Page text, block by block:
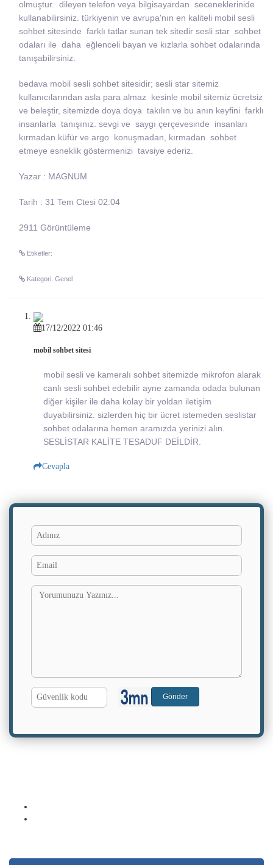
olmuştur. dileyen telefon veya bilgisayardan seceneklerinide
kullanabilirsiniz. türkiyenin ve avrupa'nın en kaliteli mobil sesli
sohbet sitesinde farklı tatlar sunan tek sitedir sesli star sohbet
odaları ile daha eğlenceli bayan ve kızlarla sohbet odalarında
tanışabilirsiniz.
bedava mobil sesli sohbet sitesidir; sesli star sitemiz
kullanıcılarından asla para almaz kesinle mobil sitemiz ücretsiz
ve beleştir, sitemizde doya doya takılın ve bu anın keyfini farklı
insanlarla tanışınız. sevgi ve saygı çerçevesinde insanları
kırmadan küfür ve argo konuşmadan, kırmadan sohbet
etmeye esneklik göstermenizi tavsiye ederiz.
Yazar : MAGNUM
Tarih : 31 Tem Ctesi 02:04
2911 Görüntüleme
Etiketler:
Kategori: Genel
17/12/2022 01:46
mobil sohbet sitesi
mobil sesli ve kameralı sohbet sitemizde mikrofon alarak
canlı sesli sohbet edebilir ayne zamanda odada bulunan
diğer kişiler ile daha kolay bir yoldan iletişim
duyabilirsiniz. sizlerden hiç bir ücret istemeden seslistar
sohbet odalarına hemen aramızda yerinizi alın.
SESLİSTAR KALİTE TESADUF DEİLDİR.
Cevapla
Adınız
Email
G.
Kodu
Gönder